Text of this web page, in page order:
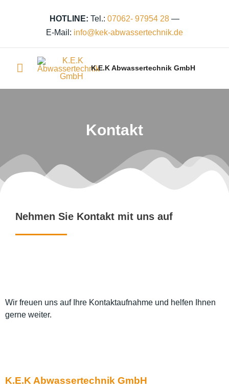
HOTLINE: Tel.: 07062- 97954 28 —
E-Mail: info@kek‑abwassertechnik.de
K.E.K Abwassertechnik GmbH
Hauptmenü
Kontakt
Nehmen Sie Kontakt mit uns auf
Wir freuen uns auf Ihre Kontaktaufnahme und helfen Ihnen
gerne weiter.
K.E.K Abwassertechnik GmbH